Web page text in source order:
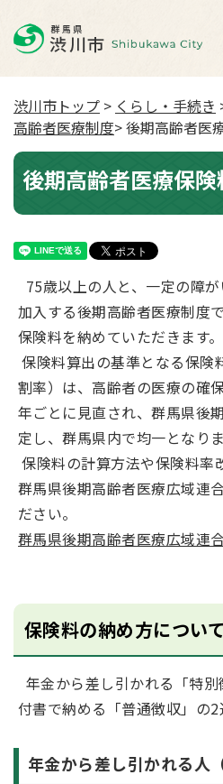
渋川市トップ > くらし・手続き
高齢者医療制度> 後期高齢者医
後期高齢者医療保険
75歳以上の人と、一定の障
加入する後期高齢者医療制度
保険料を納めていただきます。
保険料算出の基準となる保険
割率）は、高齢者の医療の確
年ごとに見直され、群馬県後
定し、群馬県内で均一となりま
保険料の計算方法や保険料率
群馬県後期高齢者医療広域連
ださい。
群馬県後期高齢者医療広域連
保険料の納め方について
年金から差し引かれる「特
付書で納める「普通徴収」の2
年金から差し引かれる人